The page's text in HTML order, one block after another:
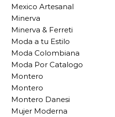
Mexico Artesanal
Minerva
Minerva & Ferreti
Moda a tu Estilo
Moda Colombiana
Moda Por Catalogo
Montero
Montero
Montero Danesi
Mujer Moderna